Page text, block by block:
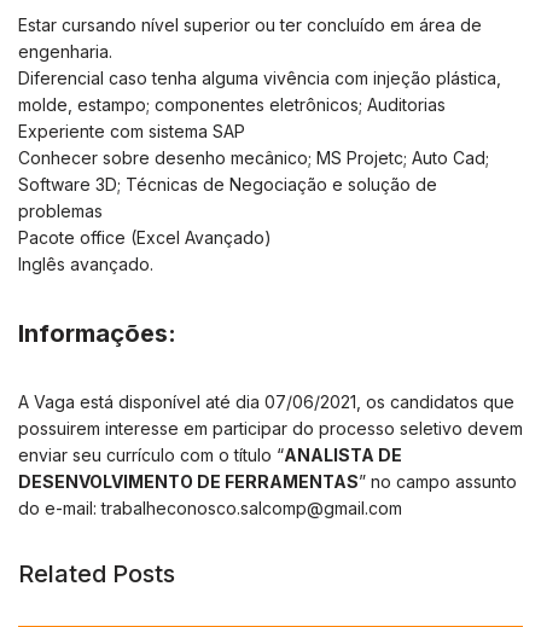
Estar cursando nível superior ou ter concluído em área de
engenharia.
Diferencial caso tenha alguma vivência com injeção plástica,
molde, estampo; componentes eletrônicos; Auditorias
Experiente com sistema SAP
Conhecer sobre desenho mecânico; MS Projetc; Auto Cad;
Software 3D; Técnicas de Negociação e solução de
problemas
Pacote office (Excel Avançado)
Inglês avançado.
Informações:
A Vaga está disponível até dia 07/06/2021, os candidatos que
possuirem interesse em participar do processo seletivo devem
enviar seu currículo com o título “ANALISTA DE
DESENVOLVIMENTO DE FERRAMENTAS” no campo assunto
do e-mail:trabalheconosco.salcomp@gmail.com
Related Posts